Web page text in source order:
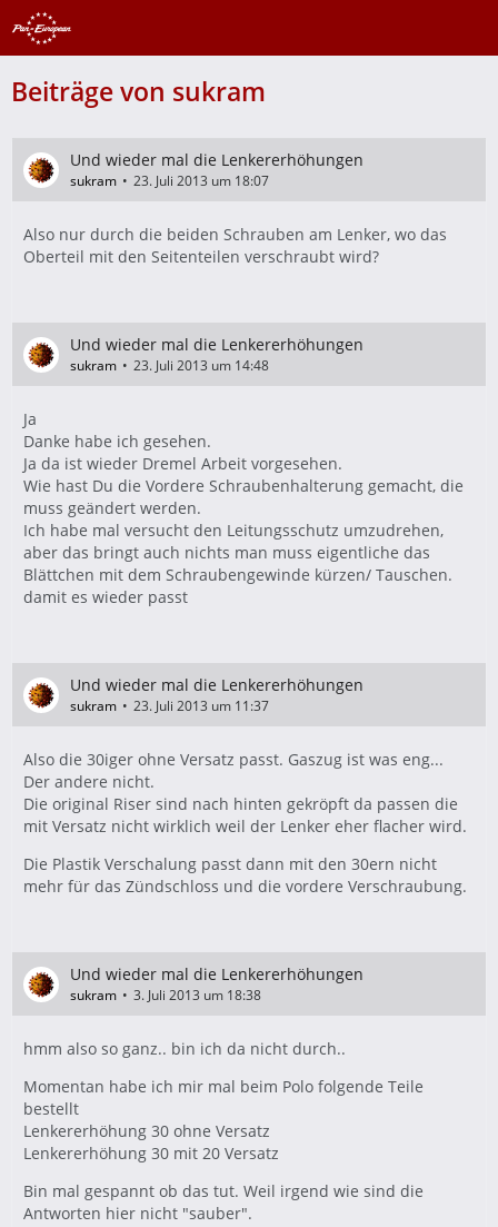
Beiträge von sukram
Und wieder mal die Lenkererhöhungen
sukram 23. Juli 2013 um 18:07
Also nur durch die beiden Schrauben am Lenker, wo das
Oberteil mit den Seitenteilen verschraubt wird?
Und wieder mal die Lenkererhöhungen
sukram 23. Juli 2013 um 14:48
Ja
Danke habe ich gesehen.
Ja da ist wieder Dremel Arbeit vorgesehen.
Wie hast Du die Vordere Schraubenhalterung gemacht, die
muss geändert werden.
Ich habe mal versucht den Leitungsschutz umzudrehen,
aber das bringt auch nichts man muss eigentliche das
Blättchen mit dem Schraubengewinde kürzen/ Tauschen.
damit es wieder passt
Und wieder mal die Lenkererhöhungen
sukram 23. Juli 2013 um 11:37
Also die 30iger ohne Versatz passt. Gaszug ist was eng...
Der andere nicht.
Die original Riser sind nach hinten gekröpft da passen die
mit Versatz nicht wirklich weil der Lenker eher flacher wird.
Die Plastik Verschalung passt dann mit den 30ern nicht
mehr für das Zündschloss und die vordere Verschraubung.
Und wieder mal die Lenkererhöhungen
sukram 3. Juli 2013 um 18:38
hmm also so ganz.. bin ich da nicht durch..
Momentan habe ich mir mal beim Polo folgende Teile
bestellt
Lenkererhöhung 30 ohne Versatz
Lenkererhöhung 30 mit 20 Versatz
Bin mal gespannt ob das tut. Weil irgend wie sind die
Antworten hier nicht "sauber".